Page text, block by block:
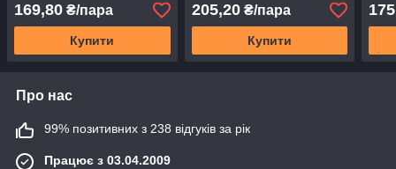
169,80 ₴/пара
Купити
205,20₴/пара
Купити
Про нас
99% позитивних з 238 відгуків за рік
Працює з 03.04.2009